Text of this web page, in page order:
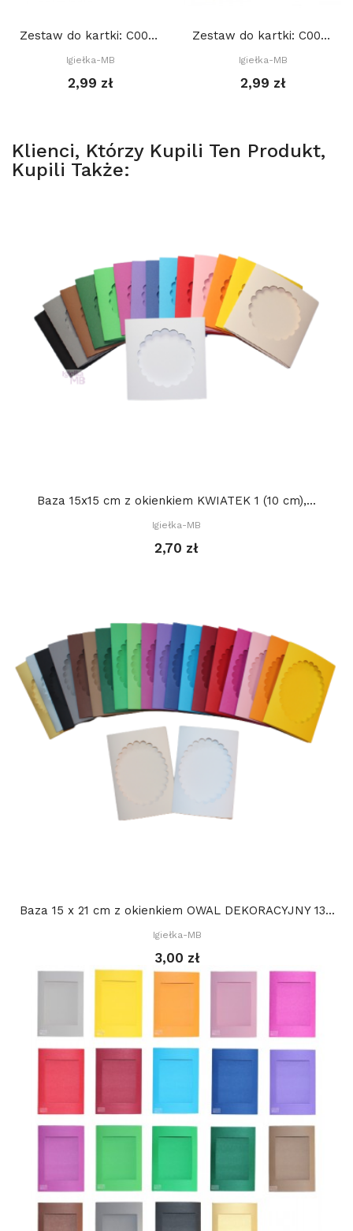
Zestaw do kartki: C002 S10b, Baza 15x15 cm: Biała
Igiełka-MB
2,99 zł
Zestaw do kartki: C004 S10d, Baza 15x15 cm:...
Igiełka-MB
2,99 zł
Klienci, Którzy Kupili Ten Produkt,
Kupili Także:
Baza 15x15 cm z okienkiem KWIATEK 1 (10 cm),...
Igiełka-MB
2,70 zł
Baza 15 x 21 cm z okienkiem OWAL DEKORACYJNY 13...
Igiełka-MB
3,00 zł